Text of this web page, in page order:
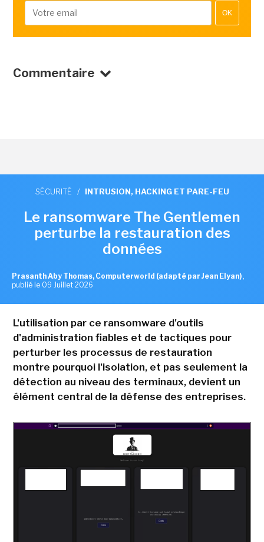
OK
Commentaire
SÉCURITÉ / INTRUSION, HACKING ET PARE-FEU
Le ransomware The Gentlemen
perturbe la restauration des
données
Prasanth Aby Thomas, Computerworld (adapté par Jean Elyan) ,
publié le 09 Juillet 2026
L'utilisation par ce ransomware d'outils
d'administration fiables et de tactiques pour
perturber les processus de restauration
montre pourquoi l'isolation, et pas seulement la
détection au niveau des terminaux, devient un
élément central de la défense des entreprises.